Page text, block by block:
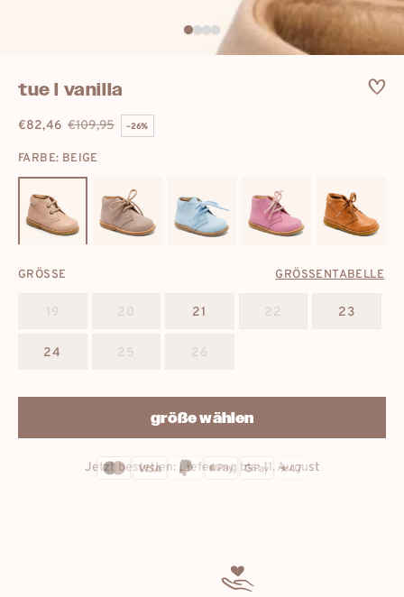
tue l vanilla
€82,46 €109,95 –26%
FARBE: BEIGE
GRÖSSE GRÖSSENTABELLE
19 20 21 22 23
24 25 26
größe wählen
Jetzt bestellen: Lieferung bis:11. August